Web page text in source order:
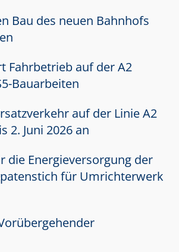
Bau des neuen Bahnhofs
Fahrbetrieb auf der A2
Bauarbeiten
auf der Linie A2
2. Juni 2026 an
die Energieversorgung der
für Umrichterwerk